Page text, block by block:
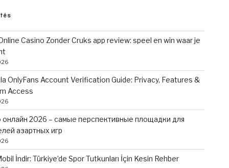
Casino Zonder Cruks app review: speel en win waar je
OnlyFans Account Verification Guide: Privacy, Features &
Access
онлайн 2026 – самые перспективные площадки для
азартных игр
İndir: Türkiye’de Spor Tutkunları İçin Kesin Rehber